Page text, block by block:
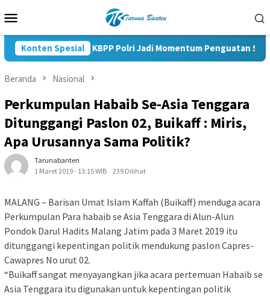
ke
Mobile
Konten Spesial
Pelantikan KBPP Polri Jadi Momentum Penguatan Sinergi
Beranda Nasional
Perkumpulan Habaib Se-Asia Tenggara
Ditunggangi Paslon 02, Buikaff : Miris,
Apa Urusannya Sama Politik?
Tarunabanten
1 Maret 2019 - 13:15 WIB
239 Dilihat
MALANG – Barisan Umat Islam Kaffah (Buikaff) menduga acara
Perkumpulan Para habaib se Asia Tenggara di Alun-Alun
Pondok Darul Hadits Malang Jatim pada 3 Maret 2019 itu
ditunggangi kepentingan politik mendukung paslon Capres-
Cawapres No urut 02.
“Buikaff sangat menyayangkan jika acara pertemuan Habaib se
Asia Tenggara itu digunakan untuk kepentingan politik